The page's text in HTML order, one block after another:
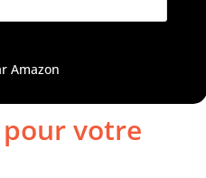
Amazon
votre